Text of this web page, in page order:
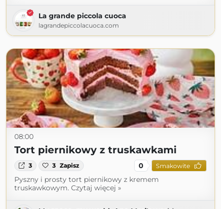
La grande piccola cuoca
lagrandepiccolacuoca.com
08:00
Tort piernikowy z truskawkami
3 3 Zapisz 0 Smakowite
Pyszny i prosty tort piernikowy z kremem
truskawkowym. Czytaj więcej »